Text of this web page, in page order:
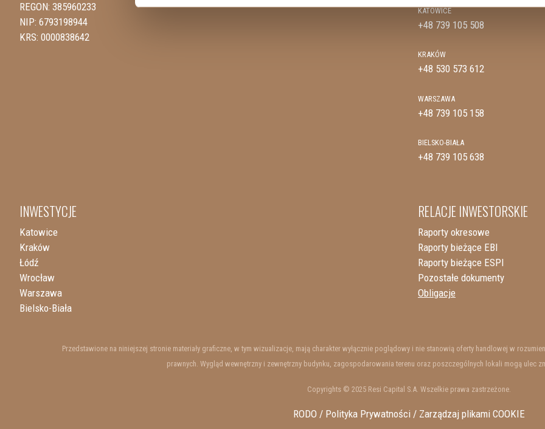
REGON: 385960233
NIP: 6793198944
KRS: 0000838642
KATOWICE
+48 739 105 508
KRAKÓW
+48 530 573 612
WARSZAWA
+48 739 105 158
BIELSKO-BIAŁA
+48 739 105 638
INWESTYCJE
Katowice
Kraków
Łódź
Wrocław
Warszawa
Bielsko-Biała
RELACJE INWESTORSKIE
Raporty okresowe
Raporty bieżące EBI
Raporty bieżące ESPI
Pozostałe dokumenty
Obligacje
Przedstawione na niniejszej stronie materiały graficzne, w tym wizualizacje, mają charakter wyłącznie poglądowy i nie stanowią oferty handlowej w
prawnych. Wygląd wewnętrzny i zewnętrzny budynku, zagospodarowania terenu oraz poszczególnych lokali mogą ulec
Copyrights © 2025 Resi Capital S.A. Wszelkie prawa zastrzeżone.
RODO / Polityka Prywatności / Zarządzaj plikami COOKIE